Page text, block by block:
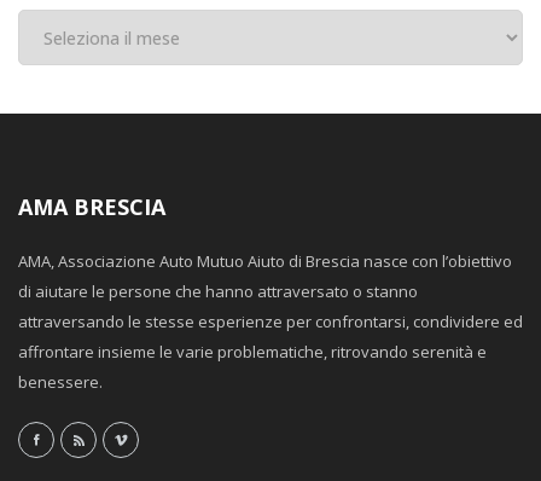
AMA BRESCIA
AMA, Associazione Auto Mutuo Aiuto di Brescia nasce con l’obiettivo
di aiutare le persone che hanno attraversato o stanno
attraversando le stesse esperienze per confrontarsi, condividere ed
affrontare insieme le varie problematiche, ritrovando serenità e
benessere.